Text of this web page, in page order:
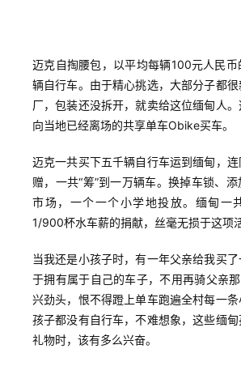
迈克自掏腰包，以平均每辆100元人民
辆自行车。由于精心挑选，大部分子都
厂，包装还没拆开，就卖给这位缅甸人。
向当地已经离场的共享单车Obike买车。
迈克一共买下五千辆自行车运到缅甸，
赠，一共“筹”到一万辆车。换掉车锁、
市场，一个一个小学地投放。缅甸一
1/900杯水车薪的捐献，丝毫无损于这项
当我还是小孩子时，有一年父亲给我买
于拥有属于自己的车子，不用再骑父亲
兴劲头，恨不得蹬上单车跑遍全村每一
孩子都没有自行车，不难想象，这些缅
礼物时，该有多么兴奋。